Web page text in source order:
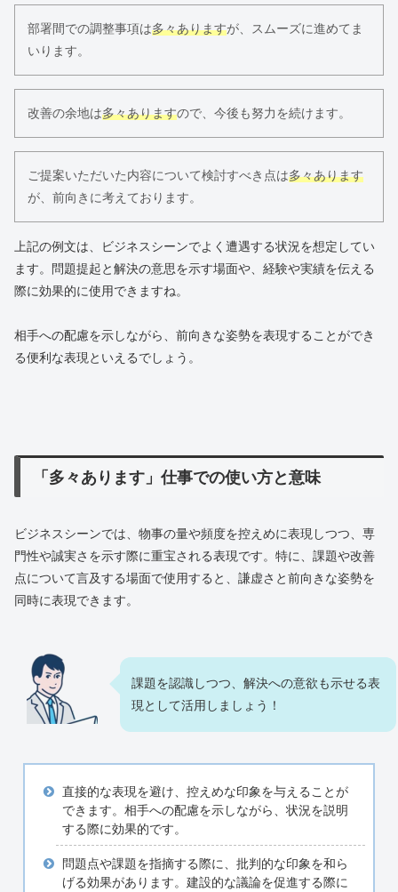
部署間での調整事項は多々ありますが、スムーズに進めてま
いります。
改善の余地は多々ありますので、今後も努力を続けます。
ご提案いただいた内容について検討すべき点は多々あります
が、前向きに考えております。
上記の例文は、ビジネスシーンでよく遭遇する状況を想定してい
ます。問題提起と解決の意思を示す場面や、経験や実績を伝える
際に効果的に使用できますね。
相手への配慮を示しながら、前向きな姿勢を表現することができ
る便利な表現といえるでしょう。
「多々あります」仕事での使い方と意味
ビジネスシーンでは、物事の量や頻度を控えめに表現しつつ、専
門性や誠実さを示す際に重宝される表現です。特に、課題や改善
点について言及する場面で使用すると、謙虚さと前向きな姿勢を
同時に表現できます。
課題を認識しつつ、解決への意欲も示せる表
現として活用しましょう！
直接的な表現を避け、控えめな印象を与えることが
できます。相手への配慮を示しながら、状況を説明
する際に効果的です。
問題点や課題を指摘する際に、批判的な印象を和ら
げる効果があります。建設的な議論を促進する際に